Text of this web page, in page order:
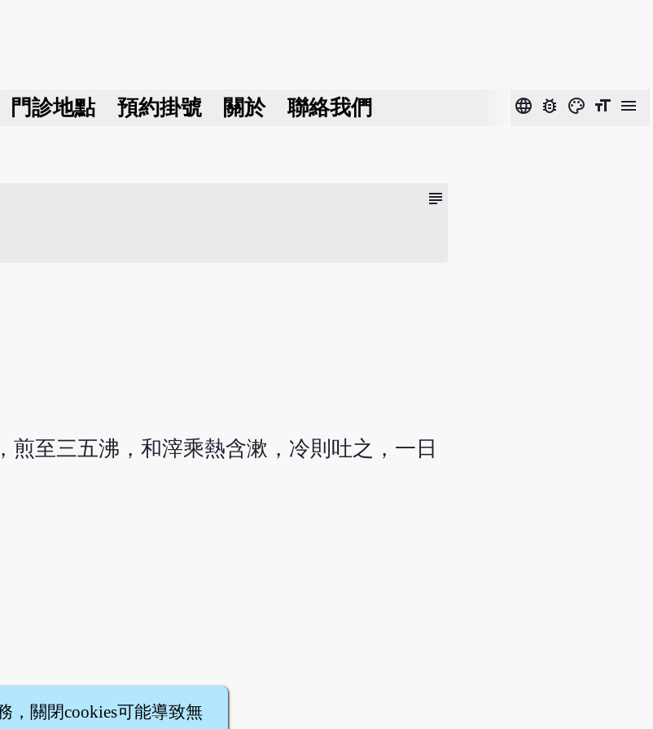
門診地點 預約掛號 關於 聯絡我們 language bug_report color_lens format_size menu
subject
至三五沸，和滓乘熱含漱，冷則吐之，一日
，關閉cookies可能導致無